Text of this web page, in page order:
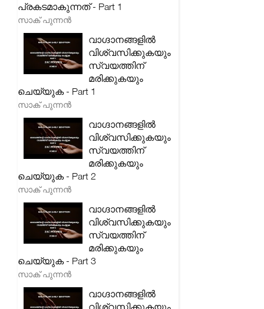
പ്രകടമാകുന്നത് - Part 1
സാക് പുന്നൻ
വാഗ്ദാനങ്ങളിൽ
വിശ്വസിക്കുകയും
സ്വയത്തിന്
മരിക്കുകയും
ചെയ്യുക - Part 1
സാക് പുന്നൻ
വാഗ്ദാനങ്ങളിൽ
വിശ്വസിക്കുകയും
സ്വയത്തിന്
മരിക്കുകയും
ചെയ്യുക - Part 2
സാക് പുന്നൻ
വാഗ്ദാനങ്ങളിൽ
വിശ്വസിക്കുകയും
സ്വയത്തിന്
മരിക്കുകയും
ചെയ്യുക - Part 3
സാക് പുന്നൻ
വാഗ്ദാനങ്ങളിൽ
വിശ്വസിക്കുകയും